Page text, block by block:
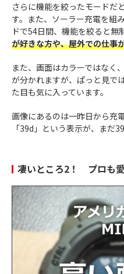
さらに機能を絞ったモードだ
す。また、ソーラー充電を組
ドで54日間、機能を絞ると無
が好きな方や、屋外での仕事
また、画面はカラーではなく
が分かれますが、ぱっと見で
た目も気に入っています。
画像にあるのは一昨日から充
「39d」という表示が、まだ
凄いところ2！ プロも愛